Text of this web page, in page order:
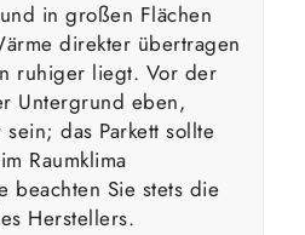
in großen Flächen
direkter übertragen
ruhiger liegt. Vor der
Untergrund eben,
das Parkett sollte
Raumklima
beachten Sie stets die
Herstellers.